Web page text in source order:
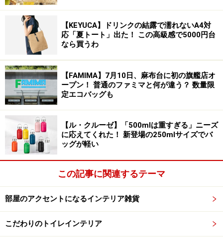
液体を移すときのマストアイテム「漏斗
（ジョウゴ）」
何十年も前、いまのようにペットボトルや小さな容器で
の調味料が販売される前は、一升瓶から酢や醤油を小さ
な入れ物に注いでいました。このときに使われていたの
がジョウゴ。液体を注ぐだけのものですが、これがある
と無いとではストレス度がまったく違います。
さすがに一升瓶から注ぐことは少なくなったかもしれま
せんが、最近では梅シロップや果実酒作りも盛んになっ
ていますので、広口瓶からボトルに移すときに使うとこ
ぼしたりする心配もありません。また、口の広いジョウ
ゴもあって、こちらはジャムや保存食作りをする人には
マストアイテムです。
【KEYUCA】ドリンクの結露で濡れないA4対
応「夏トート」出た！ この高級感で5000円台
なら買うわ
【FAMIMA】7月10日、麻布台に初の旗艦店オ
ープン！ 普通のファミマと何が違う？ 数量限
定エコバッグも
【ル・クルーゼ】「500mlは重すぎる」ニーズ
に応えてくれた！ 新登場の250mlサイズでバ
ッグが軽い
この記事に関連するテーマ
部屋のアクセントになるインテリア雑貨
こだわりのトイレインテリア